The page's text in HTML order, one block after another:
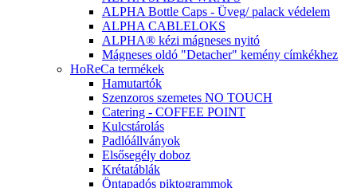
ALPHA Bottle Caps - Üveg/ palack védelem
ALPHA CABLELOKS
ALPHA® kézi mágneses nyitó
Mágneses oldó "Detacher" kemény címkékhez
HoReCa termékek
Hamutartók
Szenzoros szemetes NO TOUCH
Catering - COFFEE POINT
Kulcstárolás
Padlóállványok
Elsősegély doboz
Krétatáblák
Öntapadós piktogrammok